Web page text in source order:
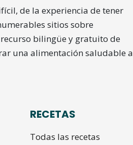
de la experiencia de tener
sitios sobre
bilingüe y gratuito de
una alimentación saludable a
RECETAS
Todas las recetas